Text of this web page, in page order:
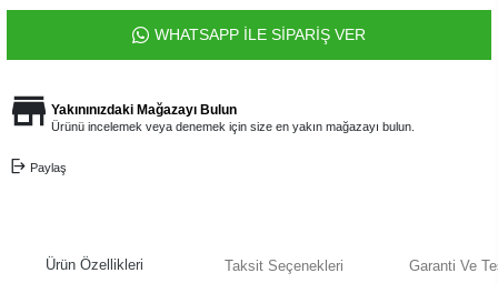
WHATSAPP İLE SİPARİŞ VER
Yakınınızdaki Mağazayı Bulun
Ürünü incelemek veya denemek için size en yakın mağazayı bulun.
Paylaş
Ürün Özellikleri Taksit Seçenekleri Garanti Ve